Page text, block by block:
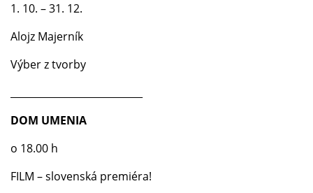
1. 10. – 31. 12.
Alojz Majerník
Výber z tvorby
DOM UMENIA
o 18.00 h
FILM – slovenská premiéra!